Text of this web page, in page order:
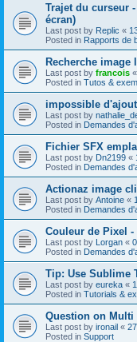
Trajet du curseur
écran)
Last post by Replic «
Posted in Rapports de
Recherche image
Last post by francois «
Posted in Tutos &
impossible
Last post by
Posted in Demandes
Fichier SFX
Last post by Dn2199 «
Posted in Demandes
Actionaz image
Last post by Antoine «
Posted in Demandes
Couleur de Pixel -
Last post by Lorgan «
Posted in Demandes
Tip: Use Sublime
Last post by eureka «
Posted in Tutorials &
Question on Multi
Last post by ironail «
Posted in Support